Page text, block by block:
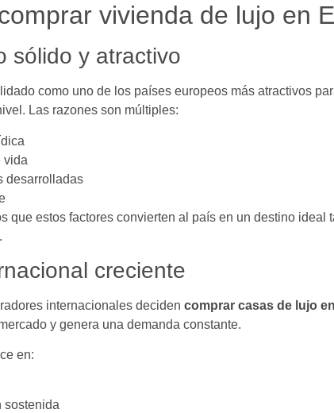
vivienda de lujo en
sólido y atractivo
como uno de los países europeos más atractivos
Las razones son múltiples:
vida
desarrolladas
que estos factores convierten al país en un destino ideal
creciente
internacionales deciden comprar casas de lujo
y genera una demanda constante.
en:
sostenida